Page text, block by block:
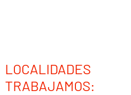
TRABAJAMOS: